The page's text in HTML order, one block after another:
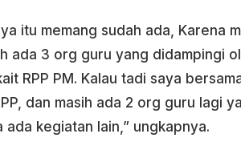
itu memang sudah ada, Karena
ada 3 org guru yang didampingi
RPP PM. Kalau tadi saya
dan masih ada 2 org guru lagi
ada kegiatan lain,” ungkapnya.